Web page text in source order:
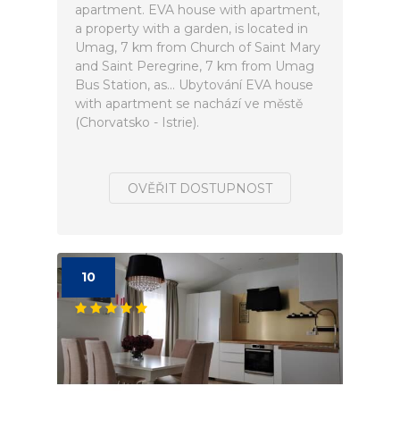
apartment. EVA house with apartment,
a property with a garden, is located in
Umag, 7 km from Church of Saint Mary
and Saint Peregrine, 7 km from Umag
Bus Station, as... Ubytování EVA house
with apartment se nachází ve městě
(Chorvatsko - Istrie).
OVĚŘIT DOSTUPNOST
10